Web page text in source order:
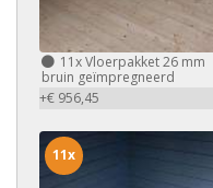
11xVloerpakket 26 mm
bruin geïmpregneerd
+€ 956,45
11x